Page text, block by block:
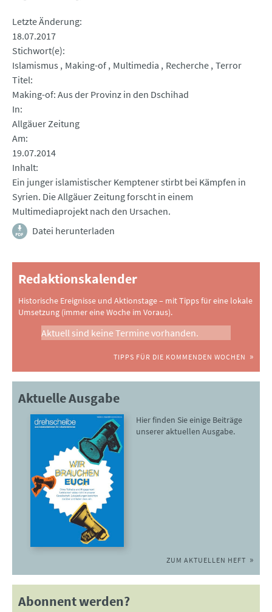
Letzte Änderung
18.07.2017
Stichwort(e)
Islamismus
Making-of Multimedia Recherche Terror
Titel
Making-of: Aus der Provinz in den Dschihad
In
Allgäuer Zeitung
Am
19.07.2014
Inhalt
Ein junger islamistischer Kemptener stirbt bei Kämpfen in
Syrien. Die Allgäuer Zeitung forscht in einem
Multimediaprojekt nach den Ursachen.
Datei herunterladen
Redaktionskalender
Historische Ereignisse und Aktionstage – mit Tipps für eine lokale
Umsetzung (immer eine Woche im Voraus).
Aktuell sind keine Termine vorhanden.
TIPPS FÜR DIE KOMMENDEN WOCHEN
Aktuelle Ausgabe
Hier finden Sie einige Beiträge
unserer aktuellen Ausgabe.
ZUM AKTUELLEN HEFT
Abonnent werden?